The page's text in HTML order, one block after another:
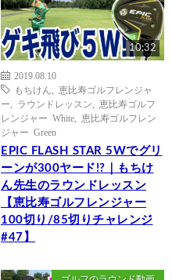
10:32
2019.08.10
もちけん
恵比寿ゴルフレンジャ
ー
ラウンドレッスン
恵比寿ゴルフ
レンジャー White
恵比寿ゴルフレン
ジャー Green
EPIC FLASH STAR 5Wでグリ
ーンが300ヤード!?｜もちけ
ん先生のラウンドレッスン
【恵比寿ゴルフレンジャー
100切り/85切りチャレンジ
#47】